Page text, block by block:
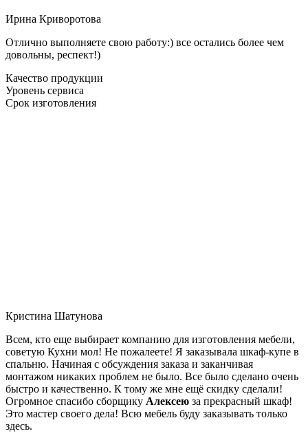
Ирина Криворотова
Отлично выполняете свою работу:) все остались более чем
довольны, респект!)
Качество продукции
Уровень сервиса
Срок изготовления
Кристина Шатунова
Всем, кто еще выбирает компанию для изготовления мебели,
советую Кухни мол! Не пожалеете! Я заказывала шкаф-купе в
спальню. Начиная с обсуждения заказа и заканчивая
монтажом никаких проблем не было. Все было сделано очень
быстро и качественно. К тому же мне ещё скидку сделали!
Огромное спасибо сборщику Алексею за прекрасный шкаф!
Это мастер своего дела! Всю мебель буду заказывать только
здесь.